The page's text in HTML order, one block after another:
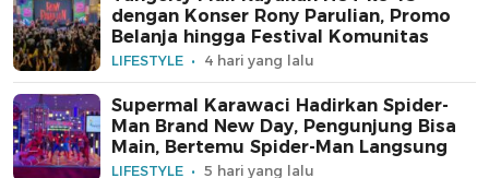
dengan Konser Rony Parulian, Promo
Belanja hingga Festival Komunitas
LIFESTYLE 4 hari yang lalu
Supermal Karawaci Hadirkan Spider-
Man Brand New Day, Pengunjung Bisa
Main, Bertemu Spider-Man Langsung
LIFESTYLE 5 hari yang lalu